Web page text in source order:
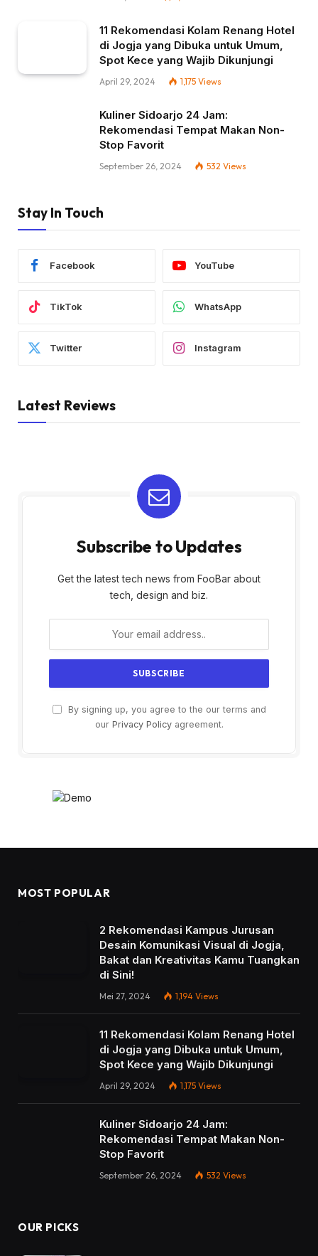
11 Rekomendasi Kolam Renang Hotel
di Jogja yang Dibuka untuk Umum,
Spot Kece yang Wajib Dikunjungi
April 29, 2024 1,175 Views
Kuliner Sidoarjo 24 Jam:
Rekomendasi Tempat Makan Non-
Stop Favorit
September 26, 2024 532 Views
Stay In Touch
Facebook YouTube
TikTok WhatsApp
Twitter Instagram
Latest Reviews
Subscribe to Updates
Get the latest tech news from FooBar about
tech, design and biz.
By signing up, you agree to the our terms and
our Privacy Policyagreement.
MOST POPULAR
2 Rekomendasi Kampus Jurusan
Desain Komunikasi Visual di Jogja,
Bakat dan Kreativitas Kamu Tuangkan
di Sini!
Mei 27, 2024 1,194 Views
11 Rekomendasi Kolam Renang Hotel
di Jogja yang Dibuka untuk Umum,
Spot Kece yang Wajib Dikunjungi
April 29, 2024 1,175 Views
Kuliner Sidoarjo 24 Jam:
Rekomendasi Tempat Makan Non-
Stop Favorit
September 26, 2024 532 Views
OUR PICKS